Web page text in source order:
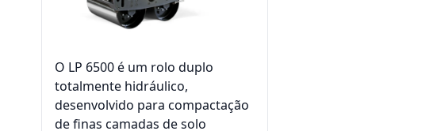
O LP 6500 é um rolo duplo
totalmente hidráulico,
desenvolvido para compactação
de finas camadas de solo